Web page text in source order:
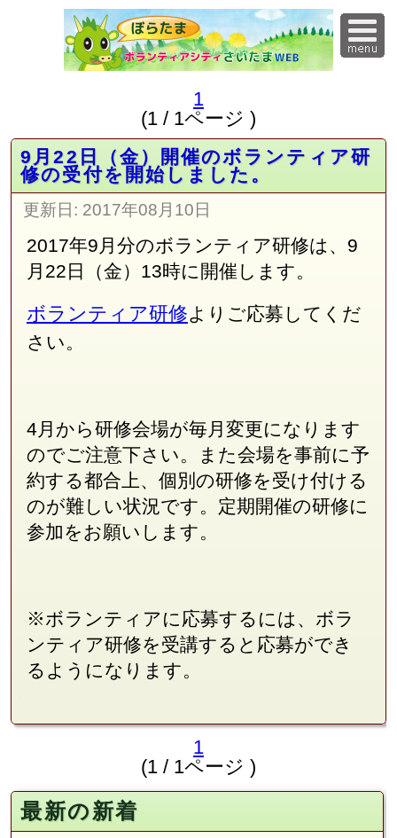
1
(1 / 1ページ )
9月22日（金）開催のボランティア研
修の受付を開始しました。
更新日: 2017年08月10日
2017年9月分のボランティア研修は、9
月22日（金）13時に開催します。
ボランティア研修よりご応募してくだ
さい。
4月から研修会場が毎月変更になります
のでご注意下さい。また会場を事前に予
約する都合上、個別の研修を受け付ける
のが難しい状況です。定期開催の研修に
参加をお願いします。
※ボランティアに応募するには、ボラ
ンティア研修を受講すると応募ができ
るようになります。
1
(1 / 1ページ )
最新の新着